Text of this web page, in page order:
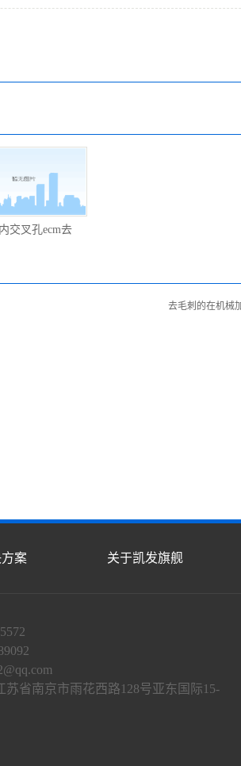
交叉孔ecm去
去毛刺的在机械
案 关于凯发旗舰
苏省南京市雨花西路128号亚东国际15-